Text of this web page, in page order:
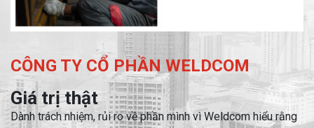
CÔNG TY CỔ PHẦN WELDCOM
Giá trị thật
Dành trách nhiệm, rủi ro về phần mình vì Weldcom hiểu rằng